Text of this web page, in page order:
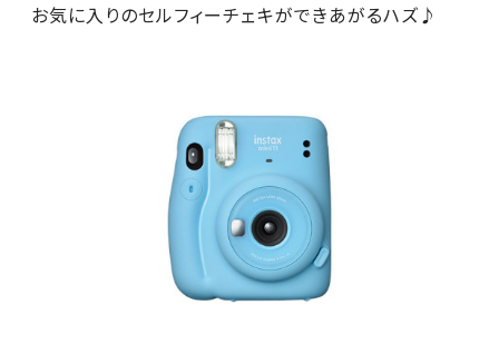
お気に入りのセルフィーチェキができあがるハズ♪